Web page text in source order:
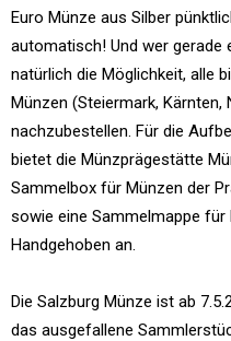
Euro Münze aus Silber
automatisch! Und wer gerade
natürlich die Möglichkeit, alle
Münzen (Steiermark,
nachzubestellen. Für die
bietet die Münzprägestätte
Sammelbox für Münzen der
sowie eine Sammelmappe
Handgehoben an.
Die Salzburg Münze ist ab
das ausgefallene